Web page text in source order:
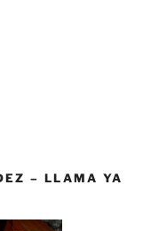
– LLAMA YA